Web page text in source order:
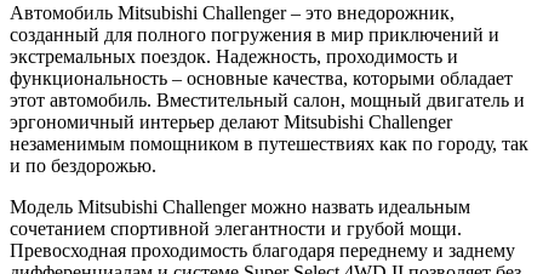
Автомобиль Mitsubishi Challenger – это внедорожник,
созданный для полного погружения в мир приключений и
экстремальных поездок. Надежность, проходимость и
функциональность – основные качества, которыми обладает
этот автомобиль. Вместительный салон, мощный двигатель и
эргономичный интерьер делают Mitsubishi Challenger
незаменимым помощником в путешествиях как по городу, так
и по бездорожью.
Модель Mitsubishi Challenger можно назвать идеальным
сочетанием спортивной элегантности и грубой мощи.
Превосходная проходимость благодаря переднему и заднему